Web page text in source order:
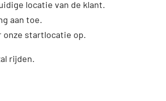
locatie van de klant.
aan toe.
onze startlocatie op.
rijden.